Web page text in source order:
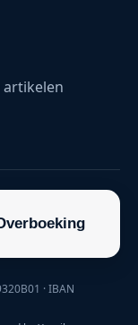
artikelen
· IBAN